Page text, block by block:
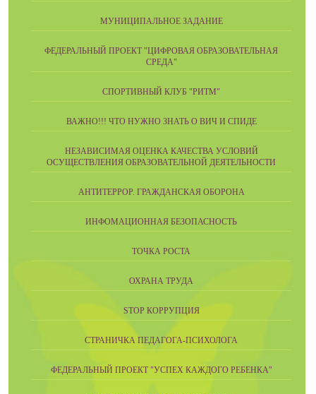
МУНИЦИПАЛЬНОЕ ЗАДАНИЕ
ФЕДЕРАЛЬНЫЙ ПРОЕКТ "ЦИФРОВАЯ ОБРАЗОВАТЕЛЬНАЯ
СРЕДА"
СПОРТИВНЫЙ КЛУБ "РИТМ"
ВАЖНО!!! ЧТО НУЖНО ЗНАТЬ О ВИЧ И СПИДЕ
НЕЗАВИСИМАЯ ОЦЕНКА КАЧЕСТВА УСЛОВИЙ
ОСУЩЕСТВЛЕНИЯ ОБРАЗОВАТЕЛЬНОЙ ДЕЯТЕЛЬНОСТИ
АНТИТЕРРОР. ГРАЖДАНСКАЯ ОБОРОНА
ИНФОМАЦИОННАЯ БЕЗОПАСНОСТЬ
ТОЧКА РОСТА
ОХРАНА ТРУДА
STOP КОРРУПЦИЯ
СТРАНИЧКА ПЕДАГОГА-ПСИХОЛОГА
ФЕДЕРАЛЬНЫЙ ПРОЕКТ "УСПЕХ КАЖДОГО РЕБЕНКА"